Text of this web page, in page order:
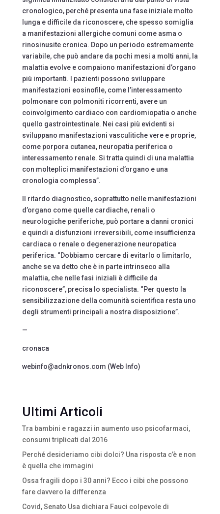
cronologico, perché presenta una fase iniziale molto
lunga e difficile da riconoscere, che spesso somiglia
a manifestazioni allergiche comuni come asma o
rinosinusite cronica. Dopo un periodo estremamente
variabile, che può andare da pochi mesi a molti anni, la
malattia evolve e compaiono manifestazioni d’organo
più importanti. I pazienti possono sviluppare
manifestazioni eosinofile, come l’interessamento
polmonare con polmoniti ricorrenti, avere un
coinvolgimento cardiaco con cardiomiopatia o anche
quello gastrointestinale. Nei casi più evidenti si
sviluppano manifestazioni vasculitiche vere e proprie,
come porpora cutanea, neuropatia periferica o
interessamento renale. Si tratta quindi di una malattia
con molteplici manifestazioni d’organo e una
cronologia complessa”.
Il ritardo diagnostico, soprattutto nelle manifestazioni
d’organo come quelle cardiache, renali o
neurologiche periferiche, può portare a danni cronici
e quindi a disfunzioni irreversibili, come insufficienza
cardiaca o renale o degenerazione neuropatica
periferica. “Dobbiamo cercare di evitarlo o limitarlo,
anche se va detto che è in parte intrinseco alla
malattia, che nelle fasi iniziali è difficile da
riconoscere”, precisa lo specialista. “Per questo la
sensibilizzazione della comunità scientifica resta uno
degli strumenti principali a nostra disposizione”.
—
cronaca
webinfo@adnkronos.com (Web Info)
Ultimi Articoli
Tra bambini e ragazzi in aumento uso psicofarmaci,
consumi triplicati dal 2016
Perché desideriamo cibi dolci? Una risposta c’è e non
è quella che immagini
Ossa fragili dopo i 30 anni? Ecco i cibi che possono
fare davvero la differenza
Covid, Senato Usa dichiara Fauci colpevole di